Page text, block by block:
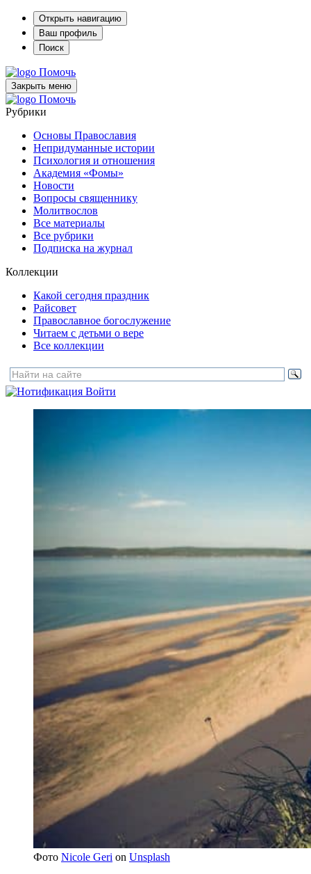
Открыть навигацию
Ваш профиль
Поиск
Помочь
Закрыть меню
Помочь
Рубрики
Основы Православия
Непридуманные истории
Психология и отношения
Академия «Фомы»
Новости
Вопросы священнику
Молитвослов
Все материалы
Все рубрики
Подписка на журнал
Коллекции
Какой сегодня праздник
Райсовет
Православное богослужение
Читаем с детьми о вере
Все коллекции
Войти
Фото Nicole Geri on Unsplash